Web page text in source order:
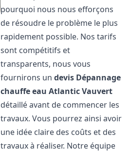
pourquoi nous nous efforçons
de résoudre le problème le plus
rapidement possible. Nos tarifs
sont compétitifs et
transparents, nous vous
fournirons undevis Dépannage
chauffe eau AtlanticVauvert
détaillé avant de commencer les
travaux. Vous pourrez ainsi avoir
une idée claire des coûts et des
travaux à réaliser. Notre équipe